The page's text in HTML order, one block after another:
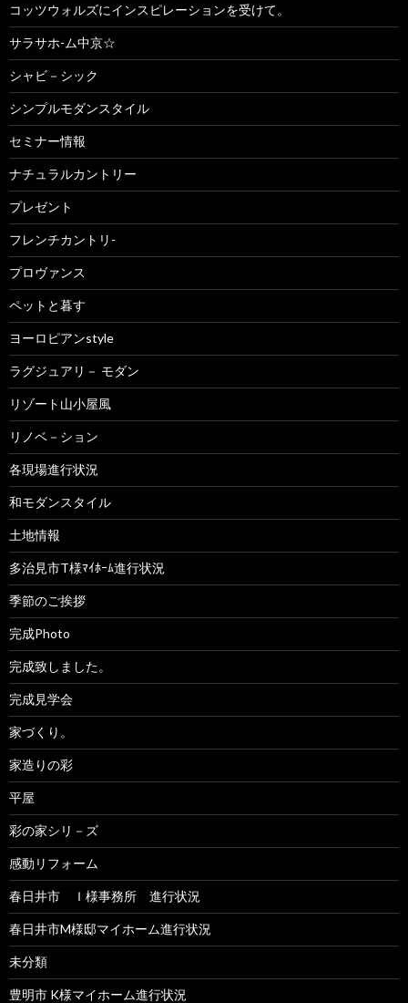
コッツウォルズにインスピレーションを受けて。
サラサホ-ム中京☆
シャビ－シック
シンプルモダンスタイル
セミナー情報
ナチュラルカントリー
プレゼント
フレンチカントリ-
プロヴァンス
ペットと暮す
ヨーロピアンstyle
ラグジュアリ－ モダン
リゾート山小屋風
リノベ－ション
各現場進行状況
和モダンスタイル
土地情報
多治見市T様ﾏｲﾎｰﾑ進行状況
季節のご挨拶
完成Photo
完成致しました。
完成見学会
家づくり。
家造りの彩
平屋
彩の家シリ－ズ
感動リフォーム
春日井市 Ｉ様事務所 進行状況
春日井市M様邸マイホーム進行状況
未分類
豊明市 K様マイホーム進行状況